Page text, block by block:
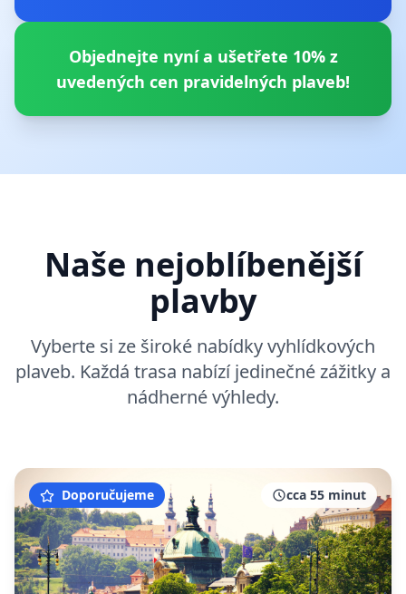
Objednejte nyní a ušetřete 10% z
uvedených cen pravidelných plaveb!
Naše nejoblíbenější
plavby
Vyberte si ze široké nabídky vyhlídkových
plaveb. Každá trasa nabízí jedinečné zážitky a
nádherné výhledy.
cca 55 minut
Doporučujeme